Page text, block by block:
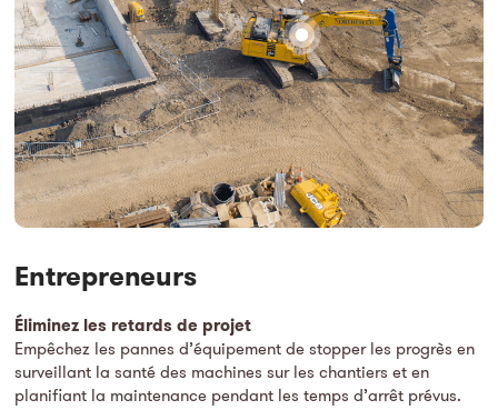
Entrepreneurs
Éliminez les retards de projet
Empêchez les pannes d’équipement de stopper les progrès en
surveillant la santé des machines sur les chantiers et en
planifiant la maintenance pendant les temps d’arrêt prévus.